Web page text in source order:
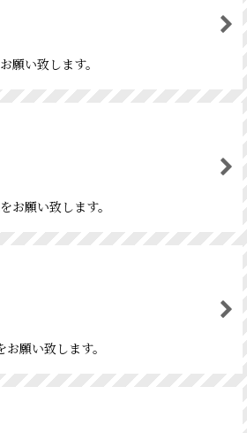
い致します。
願い致します。
願い致します。